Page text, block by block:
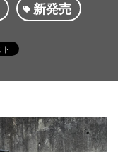
新発売